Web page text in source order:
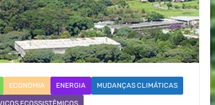
ECONOMIA ENERGIA MUDANÇAS CLIMÁTICAS